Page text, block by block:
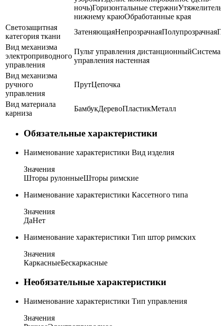
ночь)Горизонтальные стержни
нижнему краюОбработанные края
Светозащитная
категория ткани
ЗатеняющаяНепрозрачнаяПолупрозрачная
Вид механизма
электроприводного
управления
Пульт управления дистанционныйСистема
управления настенная
Вид механизма
ручного
управления
ПрутЦепочка
Вид материала
карниза
БамбукДеревоПластикМеталл
Обязательные характеристики
Наименование характеристики Вид изделия
Значения
Шторы рулонныеШторы римские
Наименование характеристики Кассетного типа
Значения
ДаНет
Наименование характеристики Тип штор римских
Значения
КаркасныеБескаркасные
Необязательные характеристики
Наименование характеристики Тип управления
Значения